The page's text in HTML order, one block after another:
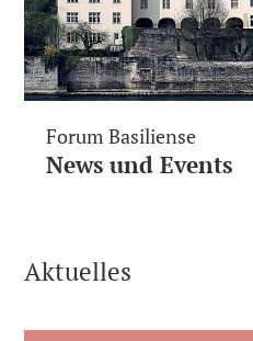
Forum Basiliense
News und Events
Aktuelles